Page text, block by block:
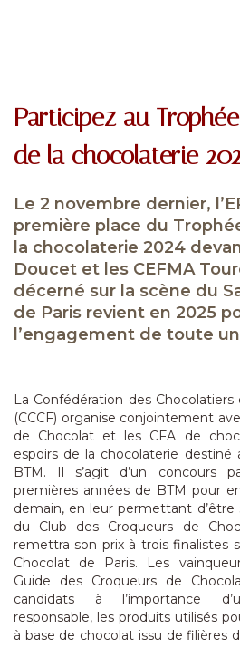
Participez au
de la chocolaterie
Le 2 novembre dernier,
première place du
la chocolaterie 2024
Doucet et les CEFMA
décerné sur la scène du
de Paris revient en 2025
l’engagement de toute
La Confédération des
(CCCF) organise conjointement
de Chocolat et les CFA de
espoirs de la chocolaterie destiné
BTM. Il s’agit d’un concours
premières années de BTM pour
demain, en leur permettant
du Club des Croqueurs de
remettra son prix à trois finalistes
Chocolat de Paris. Les
Guide des Croqueurs de
candidats à l’importance
responsable, les produits utilisés
à base de chocolat issu de filières